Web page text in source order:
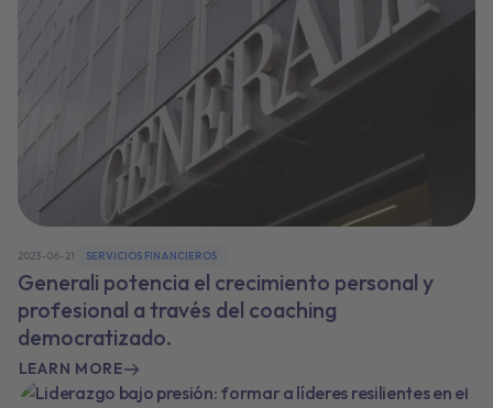
2023-06-21 SERVICIOS FINANCIEROS
Generali potencia el crecimiento personal y
profesional a través del coaching
democratizado.
LEARN MORE